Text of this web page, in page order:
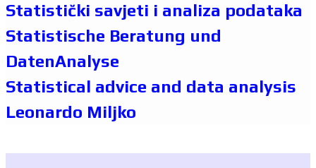
Statistički savjeti i analiza podataka
Statistische Beratung und
DatenAnalyse
Statistical advice and data analysis
Leonardo Miljko